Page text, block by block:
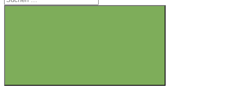
nach:
Suchen